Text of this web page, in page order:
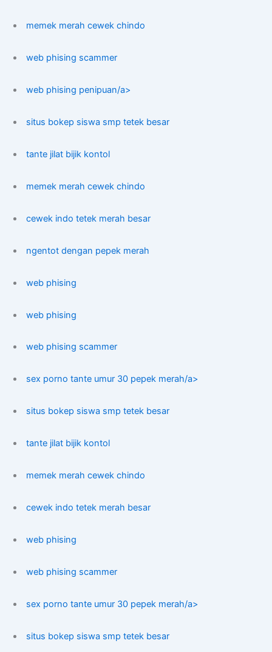
memek merah cewek chindo
web phising scammer
web phising penipuan/a>
situs bokep siswa smp tetek besar
tante jilat bijik kontol
memek merah cewek chindo
cewek indo tetek merah besar
ngentot dengan pepek merah
web phising
web phising
web phising scammer
sex porno tante umur 30 pepek merah/a>
situs bokep siswa smp tetek besar
tante jilat bijik kontol
memek merah cewek chindo
cewek indo tetek merah besar
web phising
web phising scammer
sex porno tante umur 30 pepek merah/a>
situs bokep siswa smp tetek besar